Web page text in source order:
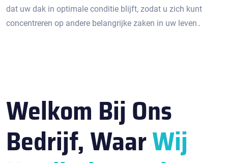
dat uw dak in optimale conditie blijft‚ zodat u zich kunt
concentreren op andere belangrijke zaken in uw leven․
Welkom Bij Ons
Bedrijf, WaarWij